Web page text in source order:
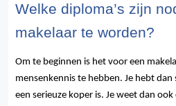
Welke diploma’s zijn
makelaar te worden?
Om te beginnen is het voor een
mensenkennis te hebben. Je hebt
een serieuze koper is. Je weet dan